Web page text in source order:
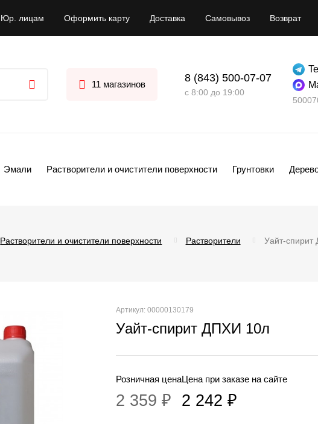
Юр. лицам Оформить карту Доставка Самовывоз Возврат
11 магазинов
8 (843) 500-07-07
с 8:00 до 19:00
Эмали Растворители и очистители поверхности Грунтовки
Растворители и очистители поверхности Растворители Уайт-
Артикул: 00000130179
Уайт-спирит ДПХИ 10л
Розничная цена
2 359 ₽
Цена при заказе на сайте
2 242 ₽